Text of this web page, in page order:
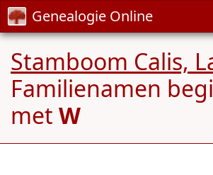
Genealogie Online
Stamboom Calis,
Familienamen
met W